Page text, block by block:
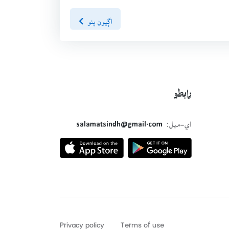
اڳيون پنو
رابطو
اي-ميل:
salamatsindh@gmail.com
Terms of use